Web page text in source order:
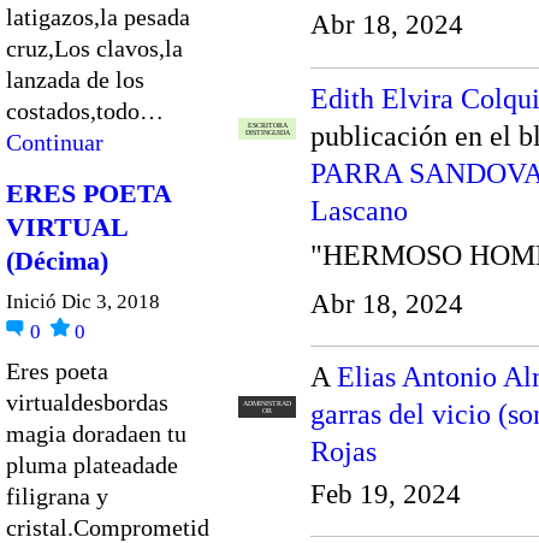
latigazos,la pesada
cruz,Los clavos,la
lanzada de los
costados,todo…
Continuar
ERES POETA
VIRTUAL
(Décima)
Inició Dic 3, 2018
0
0
Eres poeta
virtualdesbordas
magia doradaen tu
pluma plateadade
filigrana y
cristal.Comprometid
Abr 18, 2024
ESCRITORA
DISTINGUIDA
Edith Elvira
publicación en el
PARRA
Lascano
"HERMOSO
Abr 18, 2024
ADMINISTRAD
OR
A Elias Antonio
garras del vicio
Rojas
Feb 19, 2024